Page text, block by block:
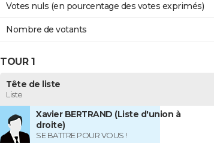
Votes nuls (en pourcentage des votes exprimés)
Nombre de votants
TOUR 1
Tête de liste
Liste
Xavier BERTRAND (Liste d'union à
droite)
SE BATTRE POUR VOUS !